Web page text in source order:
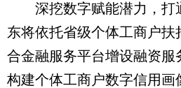
深挖数字赋能潜力，打
东将依托省级个体工商户扶
合金融服务平台增设融资服
构建个体工商户数字信用画